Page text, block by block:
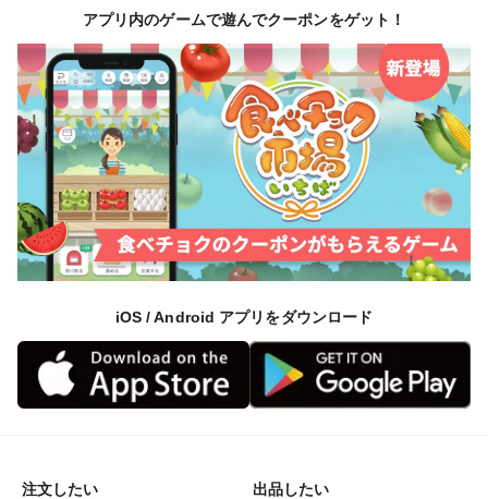
アプリ内のゲームで遊んでクーポンをゲット！
iOS / Android アプリをダウンロード
注文したい 出品したい